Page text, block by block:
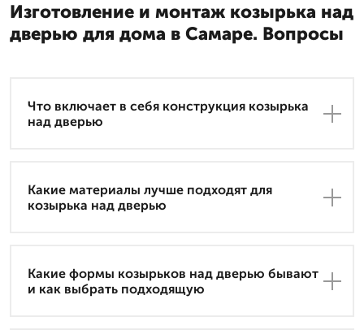
Изготовление и монтаж козырька над
дверью для дома в Самаре. Вопросы
Что включает в себя конструкция козырька
над дверью
Какие материалы лучше подходят для
козырька над дверью
Какие формы козырьков над дверью бывают
и как выбрать подходящую